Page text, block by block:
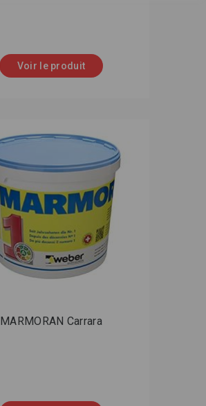
Voir le produit
MARMORAN Carrara